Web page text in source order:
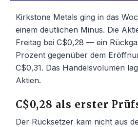
Kirkstone Metals ging in das
einem deutlichen Minus. Die
Freitag bei C$0,28 — ein
Prozent gegenüber dem
C$0,31. Das Handelsvolumen
Aktien.
C$0,28 als erster
Der Rücksetzer kam nicht aus